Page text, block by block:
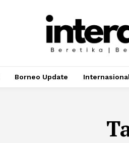
Borneo Update